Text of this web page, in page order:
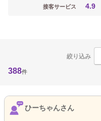
接客サービス 4.9
絞り込み
388件
ひーちゃんさん